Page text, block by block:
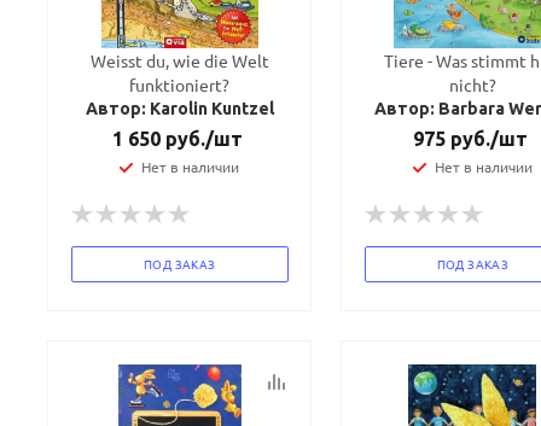
Weisst du, wie die Welt
funktioniert?
Автор: Karolin Kuntzel
1 650руб./шт
Нет в наличии
ПОД ЗАКАЗ
Tiere - Was stimmt
nicht?
Автор: Barbara
975руб./шт
Нет в наличии
ПОД ЗАКАЗ